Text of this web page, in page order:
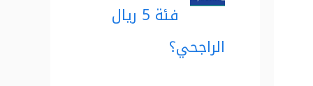
فئة 5 ريال
الراجحي؟